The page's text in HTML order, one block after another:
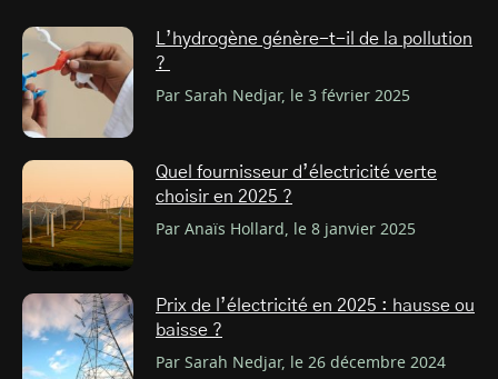
L’hydrogène génère-t-il de la pollution
?
Par Sarah Nedjar, le 3 février 2025
Quel fournisseur d’électricité verte
choisir en 2025 ?
Par Anaïs Hollard, le 8 janvier 2025
Prix de l’électricité en 2025 : hausse ou
baisse ?
Par Sarah Nedjar, le 26 décembre 2024